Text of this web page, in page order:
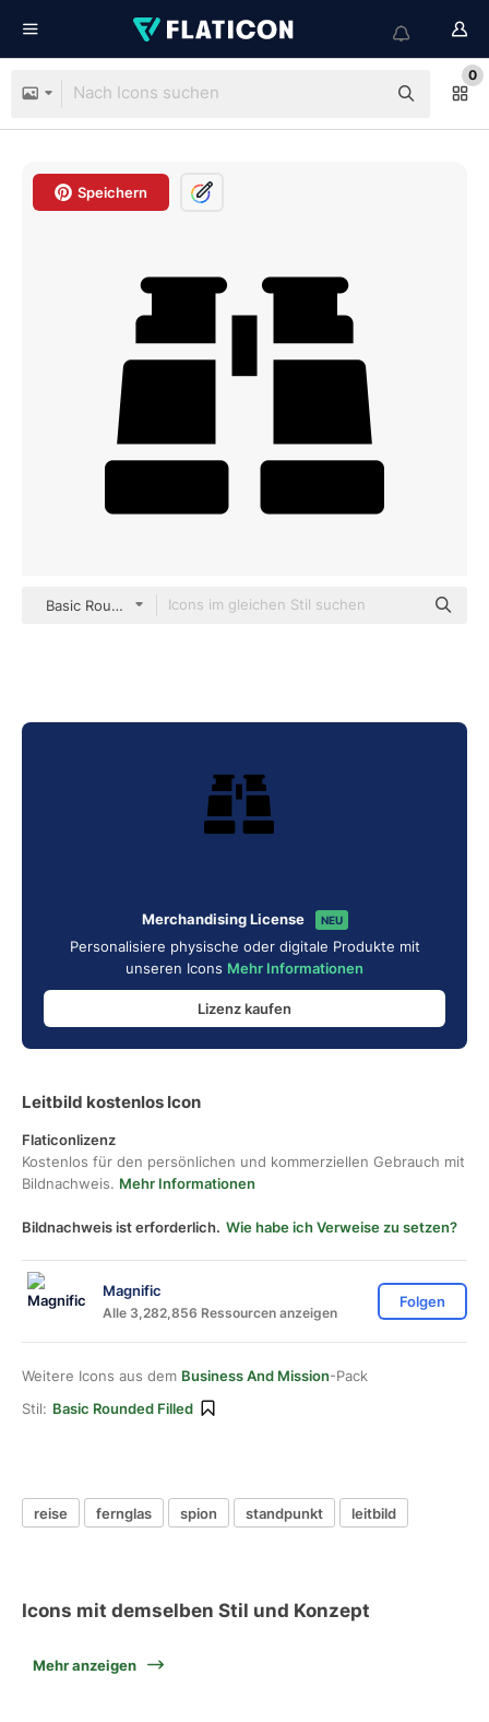
0
Speichern
Basic Rounded Filled
Merchandising License NEU
Personalisiere physische oder digitale Produkte mit
unseren Icons Mehr Informationen
Lizenz kaufen
Leitbild kostenlos Icon
Flaticonlizenz
Kostenlos für den persönlichen und kommerziellen Gebrauch mit
Bildnachweis. Mehr Informationen
Bildnachweis ist erforderlich. Wie habe ich Verweise zu setzen?
Magnific
Alle 3,282,856 Ressourcen anzeigen
Folgen
Weitere Icons aus dem Business And Mission-Pack
Stil: Basic Rounded Filled
reise fernglas spion standpunkt leitbild
Icons mit demselben Stil und Konzept
Mehr anzeigen